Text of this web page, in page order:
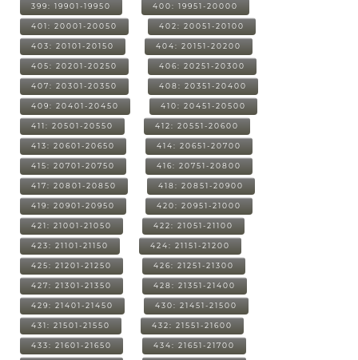
399: 19901-19950 400: 19951-20000
401: 20001-20050 402: 20051-20100
403: 20101-20150 404: 20151-20200
405: 20201-20250 406: 20251-20300
407: 20301-20350 408: 20351-20400
409: 20401-20450 410: 20451-20500
411: 20501-20550 412: 20551-20600
413: 20601-20650 414: 20651-20700
415: 20701-20750 416: 20751-20800
417: 20801-20850 418: 20851-20900
419: 20901-20950 420: 20951-21000
421: 21001-21050 422: 21051-21100
423: 21101-21150 424: 21151-21200
425: 21201-21250 426: 21251-21300
427: 21301-21350 428: 21351-21400
429: 21401-21450 430: 21451-21500
431: 21501-21550 432: 21551-21600
433: 21601-21650 434: 21651-21700